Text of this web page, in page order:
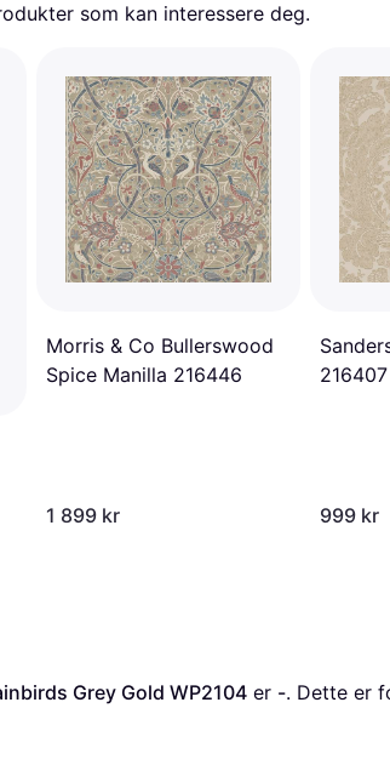
som kan interessere deg.
Morris & Co Bullerswood
Spice Manilla 216446
1 899 kr
216407
999 kr
Grey Gold WP2104 er -. Dette er